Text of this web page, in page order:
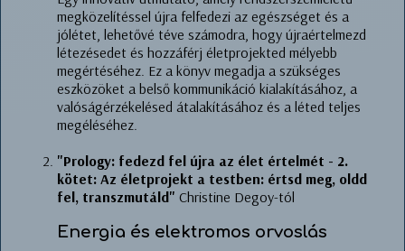
megközelítéssel újra felfedezi az egészséget és a
jólétet, lehetővé téve számodra, hogy újraértelmezd
létezésedet és hozzáférj életprojekted mélyebb
megértéséhez. Ez a könyv megadja a szükséges
eszközöket a belső kommunikáció kialakításához, a
valóságérzékelésed átalakításához és a léted teljes
megéléséhez.
"Prology: fedezd fel újra az élet értelmét - 2.
kötet: Az életprojekt a testben: értsd meg, oldd
fel, transzmutáld" Christine Degoy-tól
Energia és elektromos orvoslás